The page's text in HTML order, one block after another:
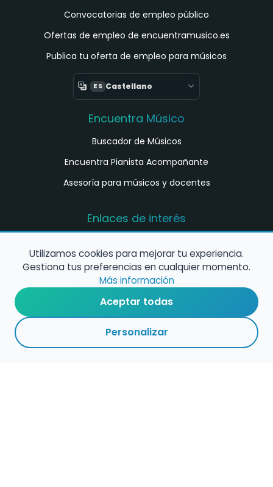
Convocatorias de empleo público
Ofertas de empleo de encuentramusico.es
Publica tu oferta de empleo para músicos
ES Castellano
Encuentra Músico
Buscador de Músicos
Encuentra Pianista Acompañante
Asesoría para músicos y docentes
Enlaces de interés
música en España
Configura alertas de empleo
Contacta con nosotros
Utilizamos cookies para mejorar tu experiencia.
Gestiona tus preferencias en cualquier momento.
Más información
Aceptar todas
Personalizar